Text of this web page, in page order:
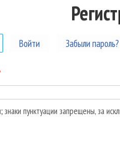
(активная вкладка)
Войти Забыли пароль?
пунктуации запрещены, за